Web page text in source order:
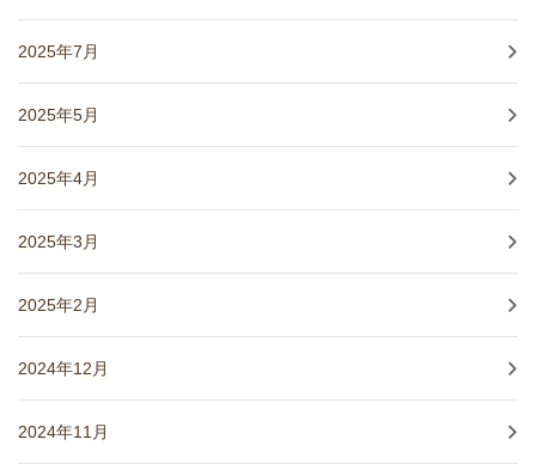
2025年7月
2025年5月
2025年4月
2025年3月
2025年2月
2024年12月
2024年11月